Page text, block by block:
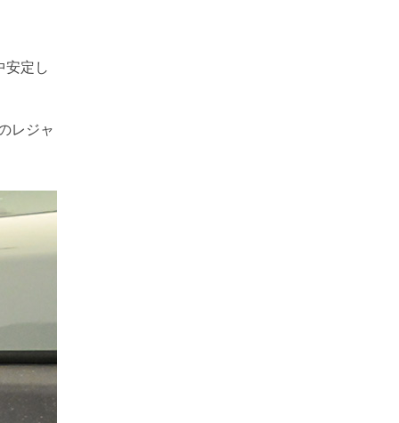
安定し
レジャ